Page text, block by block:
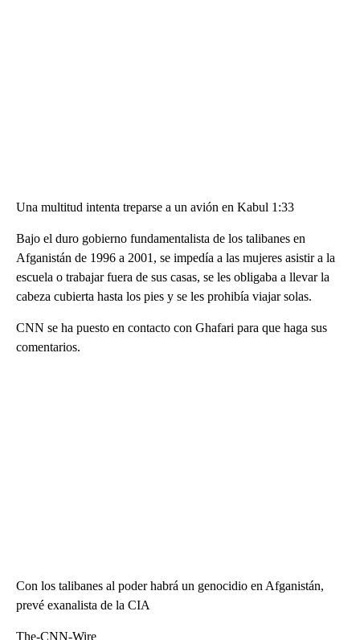
Una multitud intenta treparse a un avión en Kabul 1:33
Bajo el duro gobierno fundamentalista de los talibanes en
Afganistán de 1996 a 2001, se impedía a las mujeres asistir a la
escuela o trabajar fuera de sus casas, se les obligaba a llevar la
cabeza cubierta hasta los pies y se les prohibía viajar solas.
CNN se ha puesto en contacto con Ghafari para que haga sus
comentarios.
Con los talibanes al poder habrá un genocidio en Afganistán,
prevé exanalista de la CIA
The-CNN-Wire